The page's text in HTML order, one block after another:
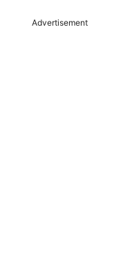
Advertisement